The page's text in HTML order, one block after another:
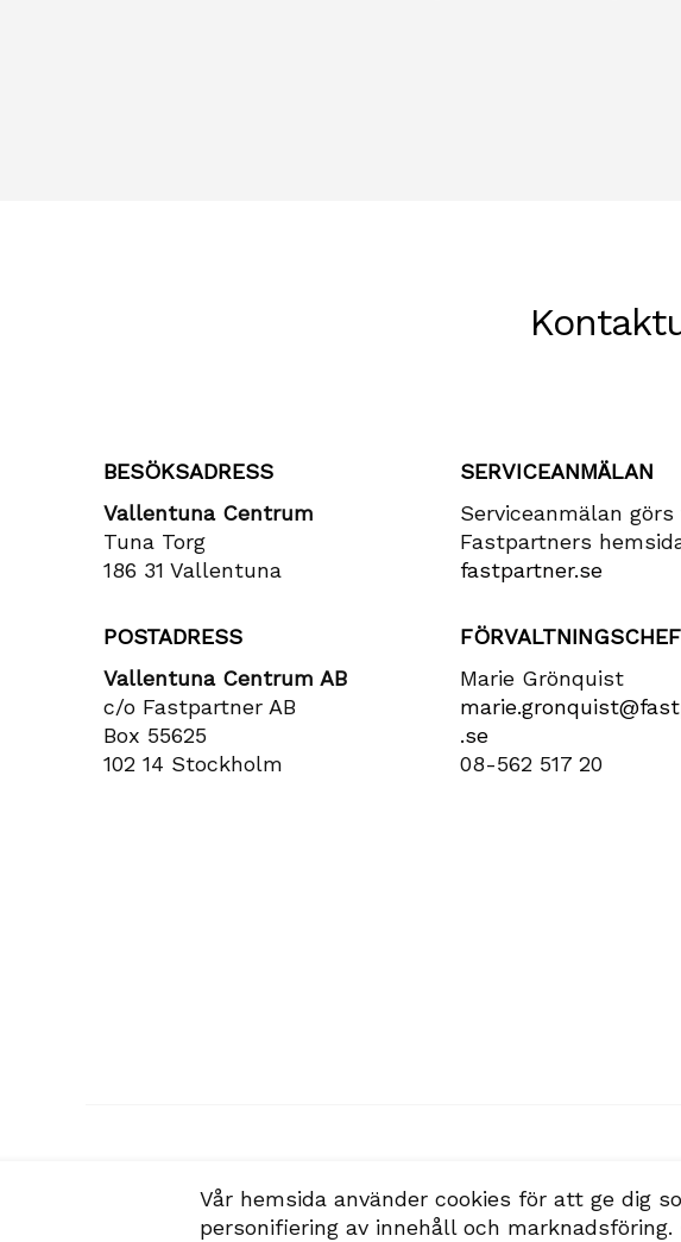
BESÖKSADRESS
Vallentuna Centrum
Tuna Torg
186 31 Vallentuna
POSTADRESS
Vallentuna Centrum AB
c/o Fastpartner AB
Box 55625
102 14 Stockholm
SERVICEANMÄLAN
Serviceanmälan görs
Fastpartners
fastpartner.se
FÖRVALTNINGSCHEF
Marie Grönquist
.se
08-562 517 20
Vår hemsida använder cookies för att ge dig
personifiering av innehåll och